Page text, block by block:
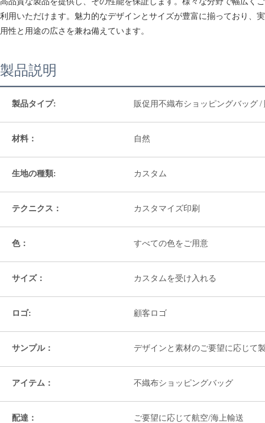
利用いただけます。魅力的なデザインとサイズが豊富に揃っており、実
用性と用途の広さを兼ね備えています。
製品説明
製品タイプ: 販促用不織布ショッピングバッグ /
材料： 自然
生地の種類: カスタム
テクニクス： カスタマイズ印刷
色： すべての色をご用意
サイズ： カスタムを受け入れる
ロゴ: 顧客ロゴ
サンプル： デザインと素材のご要望に応じて
アイテム： 不織布ショッピングバッグ
配達： ご要望に応じて航空/海上輸送